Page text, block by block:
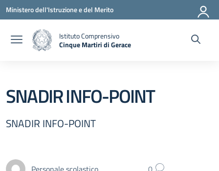
Vai ai contenuti
Vai al menu di navigazione
Vai al footer
Ministero dell'Istruzione e del Merito
Istituto Comprensivo
Cinque Martiri di Gerace
SNADIR INFO-POINT
SNADIR INFO-POINT